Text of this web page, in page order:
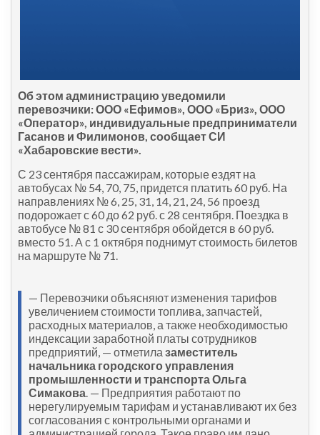
Об этом администрацию уведомили
перевозчики: ООО «Ефимов», ООО «Бриз», ООО
«Оператор», индивидуальные предприниматели
Гасанов и Филимонов, сообщает СИ
«Хабаровские вести».
С 23 сентября пассажирам, которые ездят на
автобусах № 54, 70, 75, придется платить 60 руб. На
направлениях № 6, 25, 31, 14, 21, 24, 56 проезд
подорожает с 60 до 62 руб. с 28 сентября. Поездка в
автобусе № 81 с 30 сентября обойдется в 60 руб.
вместо 51. А с 1 октября поднимут стоимость билетов
на маршруте № 71.
— Перевозчики объясняют изменения тарифов
увеличением стоимости топлива, запчастей,
расходных материалов, а также необходимостью
индексации заработной платы сотрудников
предприятий, — отметила заместитель
начальника городского управления
промышленности и транспорта Ольга
Симакова. — Предприятия работают по
нерегулируемым тарифам и устанавливают их без
согласования с контрольными органами и